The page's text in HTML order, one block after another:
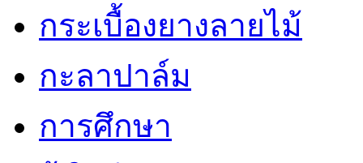
กระเบื้องยางลายไม้
กะลาปาล์ม
การศึกษา